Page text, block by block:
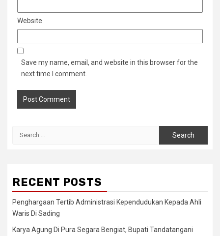
Website
Save my name, email, and website in this browser for the
next time I comment.
RECENT POSTS
Penghargaan Tertib Administrasi Kependudukan Kepada Ahli
Waris Di Sading
Karya Agung Di Pura Segara Bengiat, Bupati Tandatangani